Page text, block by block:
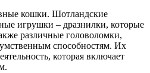
кошки. Шотландские
игрушки – дразнилки, которые
различные головоломки,
способностям. Их
которая включает